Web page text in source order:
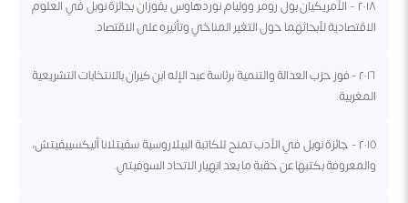
٢٠١٨ - الأمريكيان بول رومر ووليام نوردهاوس يفوزان بجائزة نوبل في العلوم
الاقتصادية لأبحاثهما حول التغير المناخي وتأثيره على الاقتصاد.
٢٠١٦ - فوز حزب العدالة والتنمية برئاسة عبد الإله ابن كيران بالانتخابات التشريعية
المغربية.
٢٠١٥ - جائزة نوبل في الأدب تمنح للكاتبة البيلاروسية سفيتلانا أليكسييفيتش،
والمعروفة بكتبها عن حقبة ما بعد انهيار الاتحاد السوفيتي.